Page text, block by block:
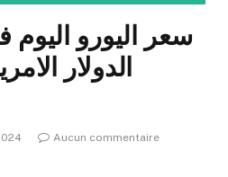
سعر اليورو اليوم
الدولار
Aucun commentaire